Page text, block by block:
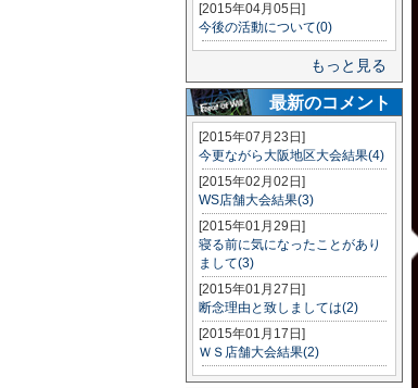
[2015年04月05日]
今後の活動について(0)
もっと見る
最新のコメント
[2015年07月23日]
今更ながら大阪地区大会結果(4)
[2015年02月02日]
WS店舗大会結果(3)
[2015年01月29日]
寝る前に気になったことがあり
まして(3)
[2015年01月27日]
断念理由と致しましては(2)
[2015年01月17日]
ＷＳ店舗大会結果(2)